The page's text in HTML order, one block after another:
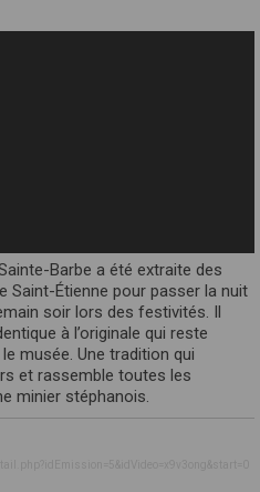
Barbe a été extraite des
Saint-Étienne pour passer la nuit
soir lors des festivités. Il
à l’originale qui reste
musée. Une tradition qui
et rassemble toutes les
minier stéphanois.